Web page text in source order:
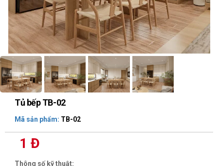
Tủ bếp TB-02
Mã sản phẩm: TB-02
1 Đ
Thông số kỹ thuật: